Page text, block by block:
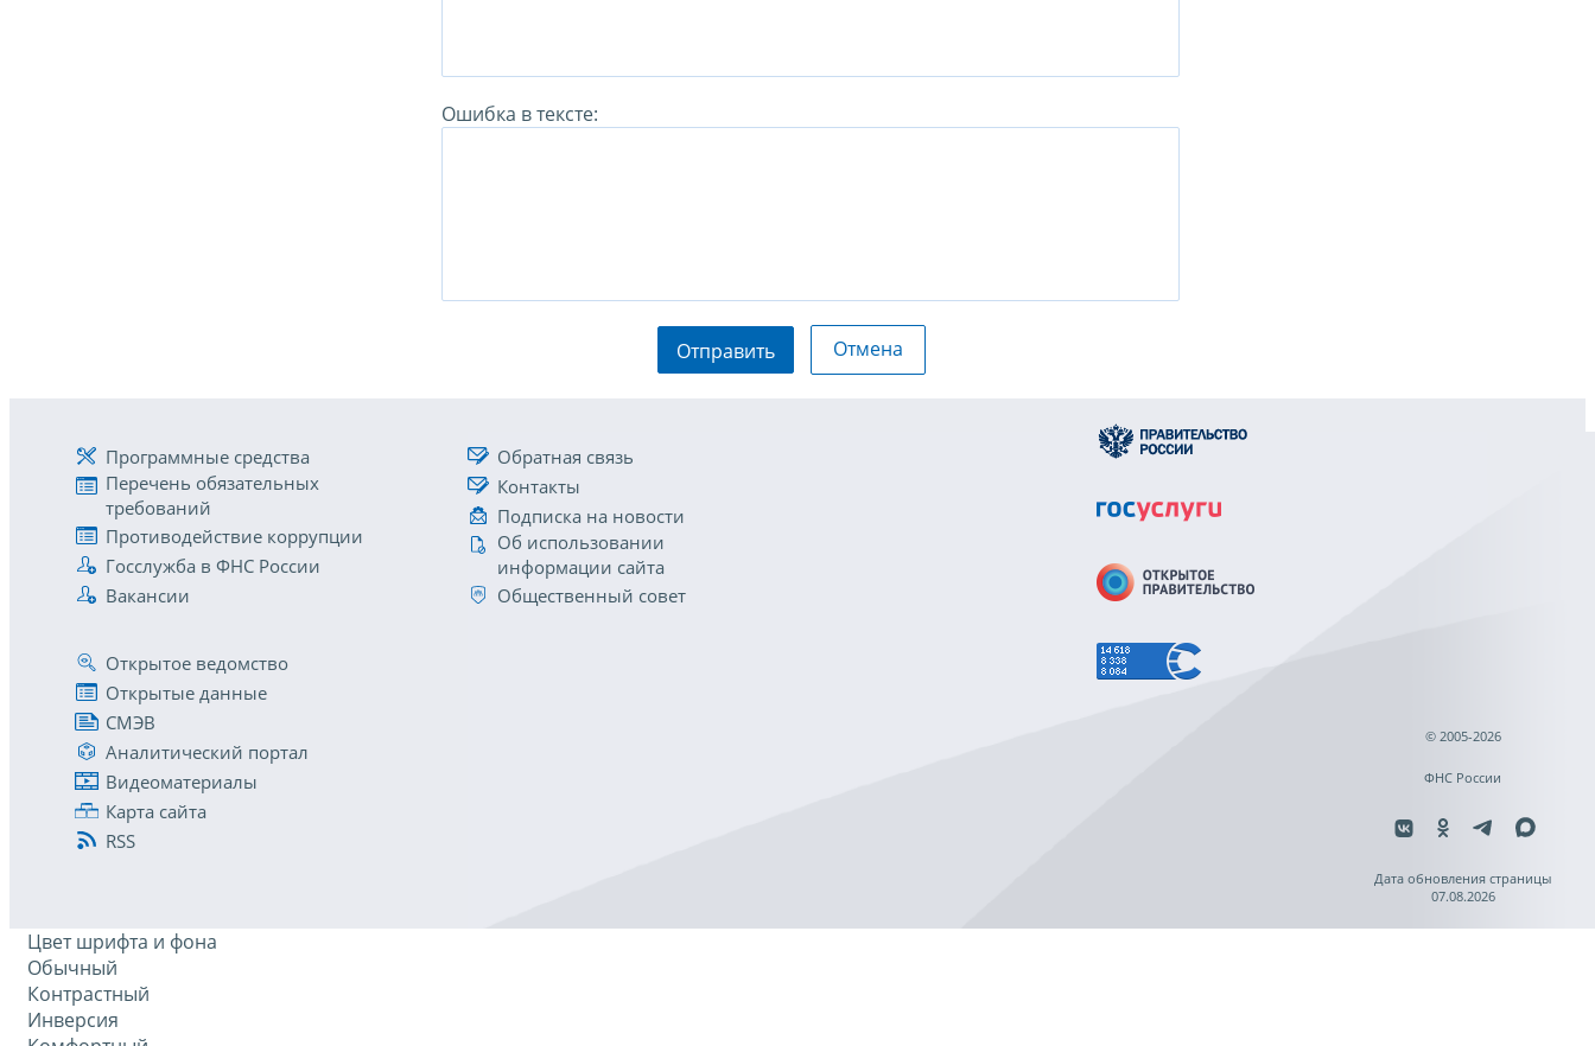
Ошибка в тексте:
Отправить Отмена
Программные средства
Перечень обязательных
требований
Противодействие коррупции
Госслужба в ФНС России
Вакансии
Обратная связь
Контакты
Подписка на новости
Об использовании
информации сайта
Общественный совет
Открытое ведомство
Открытые данные
СМЭВ
Аналитический портал
Видеоматериалы
Карта сайта
RSS
© 2005-2026
ФНС России
Дата обновления страницы
07.08.2026
Цвет шрифта и фона
Обычный
Контрастный
Инверсия